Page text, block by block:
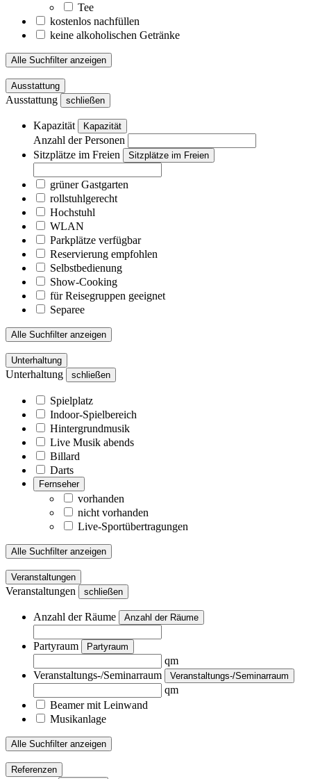
Tee
kostenlos nachfüllen
keine alkoholischen Getränke
Alle Suchfilter anzeigen
Ausstattung
Ausstattung schließen
Kapazität Kapazität
Anzahl der Personen
Sitzplätze im Freien
Sitzplätze im Freien
grüner Gastgarten
rollstuhlgerecht
Hochstuhl
WLAN
Parkplätze verfügbar
Reservierung empfohlen
Selbstbedienung
Show-Cooking
für Reisegruppen geeignet
Separee
Alle Suchfilter anzeigen
Unterhaltung
Unterhaltung schließen
Spielplatz
Indoor-Spielbereich
Hintergrundmusik
Live Musik abends
Billard
Darts
Fernseher
vorhanden
nicht vorhanden
Live-Sportübertragungen
Alle Suchfilter anzeigen
Veranstaltungen
Veranstaltungen schließen
Anzahl der Räume Anzahl der Räume
Partyraum Partyraum
qm
Veranstaltungs-/Seminarraum
Veranstaltungs-/Seminarraum
qm
Beamer mit Leinwand
Musikanlage
Alle Suchfilter anzeigen
Referenzen